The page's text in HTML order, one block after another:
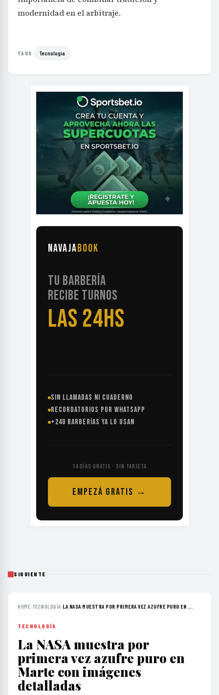
modernidad en el arbitraje.
TAGS Tecnología
NAVAJABOOK
TU BARBERÍA
RECIBE TURNOS
LAS 24HS
SIN LLAMADAS NI CUADERNO
RECORDATORIOS POR WHATSAPP
+240 BARBERÍAS YA LO USAN
14 DÍAS GRATIS · SIN TARJETA
EMPEZÁ GRATIS →
SIGUIENTE
HOME› TECNOLOGÍA›LA NASA MUESTRA POR PRIMERA VEZ AZUFRE PURO EN ...
TECNOLOGÍA
La NASA muestra por
primera vez azufre puro en
Marte con imágenes
detalladas